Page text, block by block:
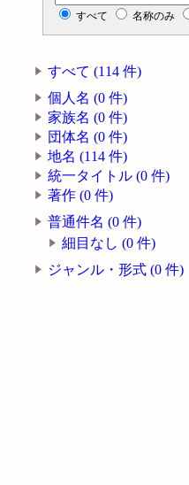
すべて 名称のみ
すべて (114 件)
個人名 (0 件)
家族名 (0 件)
団体名 (0 件)
地名 (114 件)
統一タイトル (0 件)
著作 (0 件)
普通件名 (0 件)
細目なし (0 件)
ジャンル・形式 (0 件)